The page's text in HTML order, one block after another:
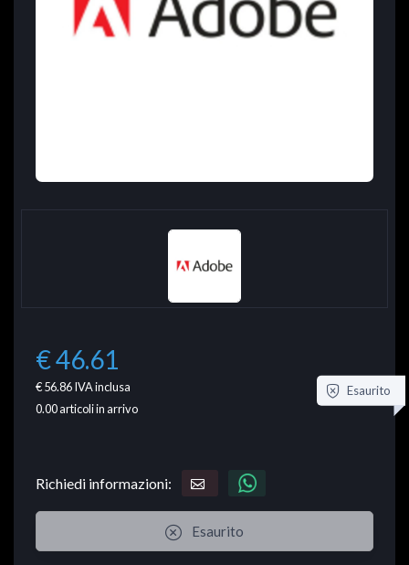
€ 46.61
€ 56.86IVA inclusa
0.00articoli in arrivo
Esaurito
Richiedi informazioni:
Esaurito